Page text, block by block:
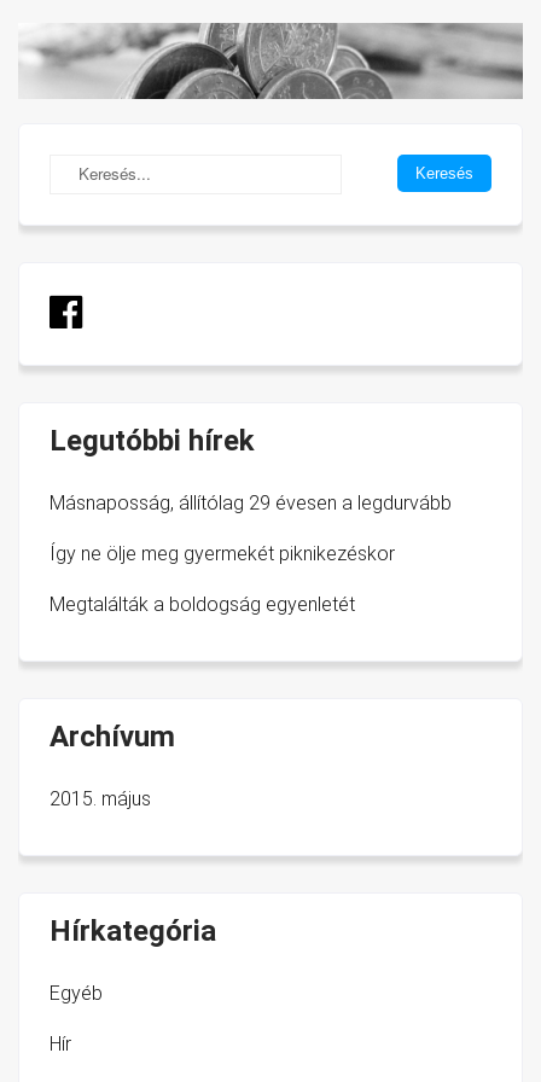
Legutóbbi hírek
Másnaposság, állítólag 29 évesen a legdurvább
Így ne ölje meg gyermekét piknikezéskor
Megtalálták a boldogság egyenletét
Archívum
2015. május
Hírkategória
Egyéb
Hír